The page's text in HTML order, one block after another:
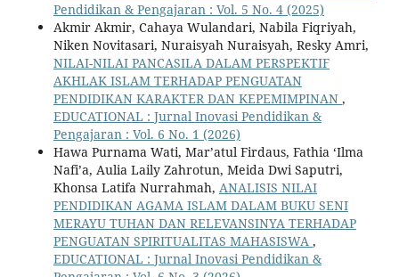
Pendidikan & Pengajaran : Vol. 5 No. 4 (2025)
Akmir Akmir, Cahaya Wulandari, Nabila Fiqriyah,
Niken Novitasari, Nuraisyah Nuraisyah, Resky Amri,
NILAI-NILAI PANCASILA DALAM PERSPEKTIF
AKHLAK ISLAM TERHADAP PENGUATAN
PENDIDIKAN KARAKTER DAN KEPEMIMPINAN ,
EDUCATIONAL : Jurnal Inovasi Pendidikan &
Pengajaran : Vol. 6 No. 1 (2026)
Hawa Purnama Wati, Mar’atul Firdaus, Fathia ‘Ilma
Nafi’a, Aulia Laily Zahrotun, Meida Dwi Saputri,
Khonsa Latifa Nurrahmah, ANALISIS NILAI
PENDIDIKAN AGAMA ISLAM DALAM BUKU SENI
MERAYU TUHAN DAN RELEVANSINYA TERHADAP
PENGUATAN SPIRITUALITAS MAHASISWA ,
EDUCATIONAL : Jurnal Inovasi Pendidikan &